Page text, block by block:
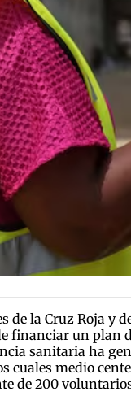
de la Cruz Roja
financiar un plan
sanitaria ha
cuales medio
de 200